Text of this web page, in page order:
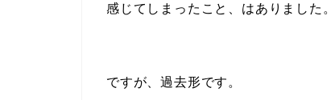
感じてしまったこと、はありました。
ですが、過去形です。